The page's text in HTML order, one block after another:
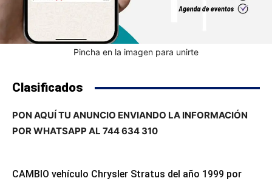
Pincha en la imagen para unirte
Clasificados
PON AQUÍ TU ANUNCIO ENVIANDO LA INFORMACIÓN
POR WHATSAPP AL 744 634 310
CAMBIO vehículo Chrysler Stratus del año 1999 por